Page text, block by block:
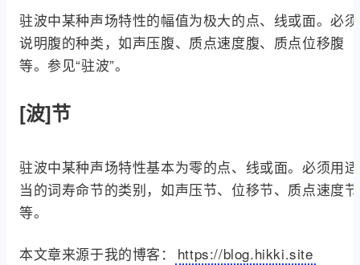
驻波中某种声场特性的幅值为极大的点、线或面。必须
说明腹的种类，如声压腹、质点速度腹、质点位移腹
等。参见“驻波”。
[波]节
驻波中某种声场特性基本为零的点、线或面。必须用适
当的词寿命节的类别，如声压节、位移节、质点速度节
等。
本文章来源于我的博客： https://blog.hikki.site